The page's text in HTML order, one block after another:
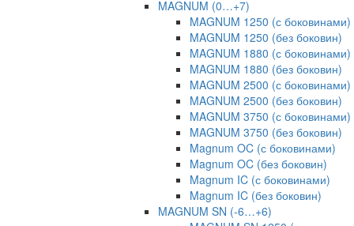
MAGNUM (0…+7)
MAGNUM 1250 (с боковинами)
MAGNUM 1250 (без боковин)
MAGNUM 1880 (с боковинами)
MAGNUM 1880 (без боковин)
MAGNUM 2500 (с боковинами)
MAGNUM 2500 (без боковин)
MAGNUM 3750 (с боковинами)
MAGNUM 3750 (без боковин)
Magnum OC (с боковинами)
Magnum OC (без боковин)
Magnum IC (с боковинами)
Magnum IC (без боковин)
MAGNUM SN (-6…+6)